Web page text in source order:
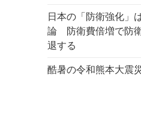
日本の「防衛強化」
論 防衛費倍増で防
退する
酷暑の令和熊本大震